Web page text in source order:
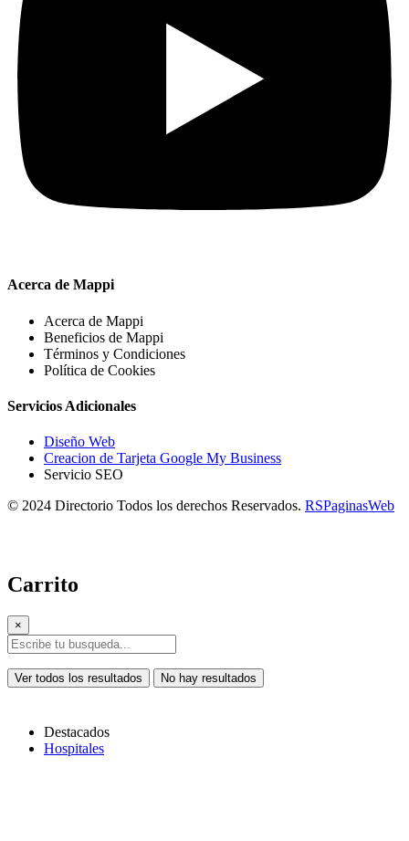
Acerca de Mappi
Acerca de Mappi
Beneficios de Mappi
Términos y Condiciones
Política de Cookies
Servicios Adicionales
Diseño Web
Creacion de Tarjeta Google My Business
Servicio SEO
© 2024 Directorio Todos los derechos Reservados. RSPaginasWeb
Carrito
×
Ver todos los resultados No hay resultados
Destacados
Hospitales